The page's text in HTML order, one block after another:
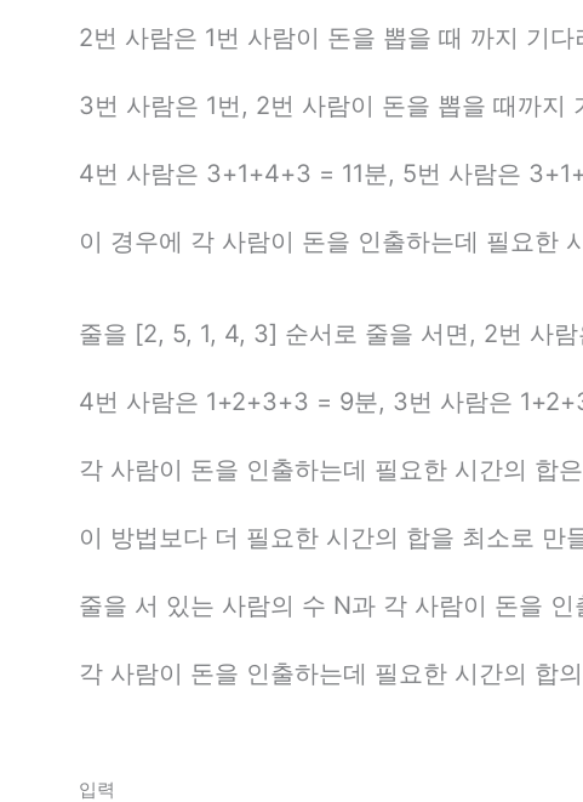
2번 사람은 1번 사람이 돈을 뽑을 때 까지 기
3번 사람은 1번, 2번 사람이 돈을 뽑을 때까
4번 사람은 3+1+4+3 = 11분, 5번 사람은
이 경우에 각 사람이 돈을 인출하는데 필요한
줄을 [2, 5, 1, 4, 3] 순서로 줄을 서면, 2번 사
4번 사람은 1+2+3+3 = 9분, 3번 사람은
각 사람이 돈을 인출하는데 필요한 시간의 합
이 방법보다 더 필요한 시간의 합을 최소로 만
줄을 서 있는 사람의 수 N과 각 사람이 돈을
각 사람이 돈을 인출하는데 필요한 시간의 합
입력